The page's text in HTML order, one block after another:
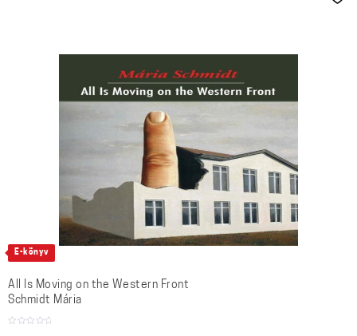
E-könyv
All Is Moving on the Western Front
Schmidt Mária